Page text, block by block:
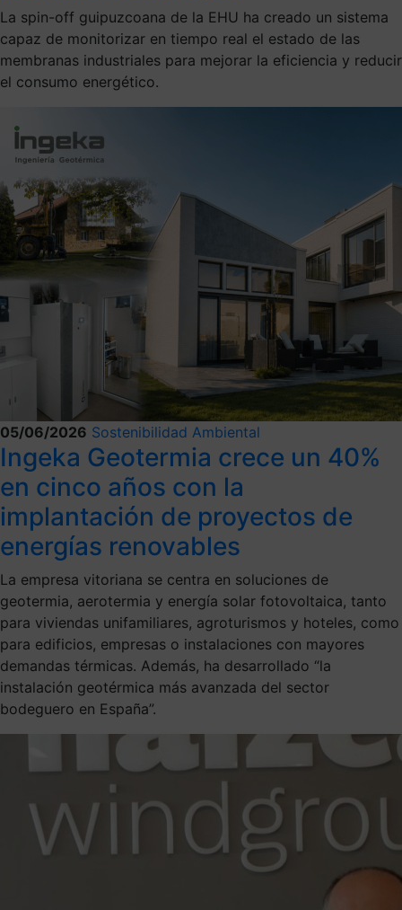
La spin-off guipuzcoana de la EHU ha creado un sistema
capaz de monitorizar en tiempo real el estado de las
membranas industriales para mejorar la eficiencia y reducir
el consumo energético.
05/06/2026 Sostenibilidad Ambiental
Ingeka Geotermia crece un 40%
en cinco años con la
implantación de proyectos de
energías renovables
La empresa vitoriana se centra en soluciones de
geotermia, aerotermia y energía solar fotovoltaica, tanto
para viviendas unifamiliares, agroturismos y hoteles, como
para edificios, empresas o instalaciones con mayores
demandas térmicas. Además, ha desarrollado “la
instalación geotérmica más avanzada del sector
bodeguero en España”.